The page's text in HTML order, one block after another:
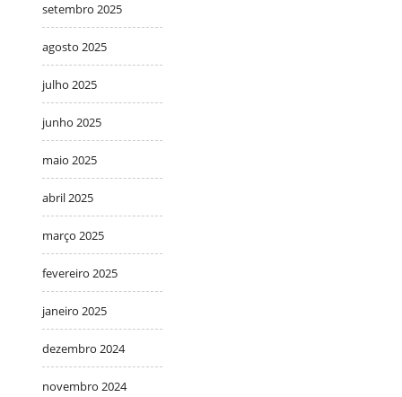
setembro 2025
agosto 2025
julho 2025
junho 2025
maio 2025
abril 2025
março 2025
fevereiro 2025
janeiro 2025
dezembro 2024
novembro 2024